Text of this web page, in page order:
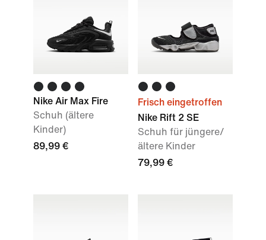
Nike Air Max Fire
Schuh (ältere
Kinder)
89,99 €
Frisch eingetroffen
Nike Rift 2 SE
Schuh für jüngere/
ältere Kinder
79,99 €